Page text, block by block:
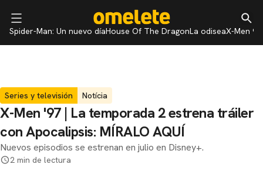
Spider-Man: Un nuevo díaHouse Of The DragonLa odiseaX-Men 97
Series y televisión Notícia
X-Men '97 | La temporada 2 estrena tráiler
con Apocalipsis: MÍRALO AQUÍ
Nuevos episodios se estrenan en julio en Disney+.
2 min de lectura